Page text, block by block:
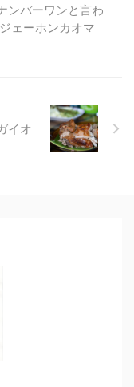
ンバーワンと言わ
ェーホンカオマ
イオ